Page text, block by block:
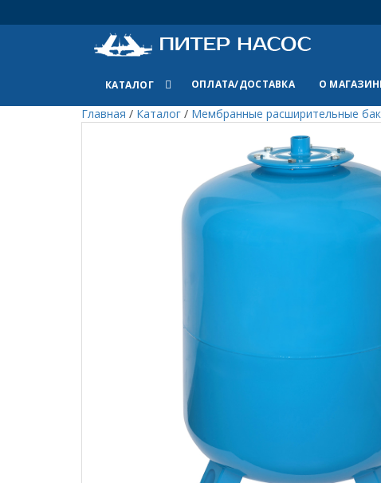
КАТАЛОГ ОПЛАТА/ДОСТАВКА О
Главная / Каталог / Мембранные расширительные